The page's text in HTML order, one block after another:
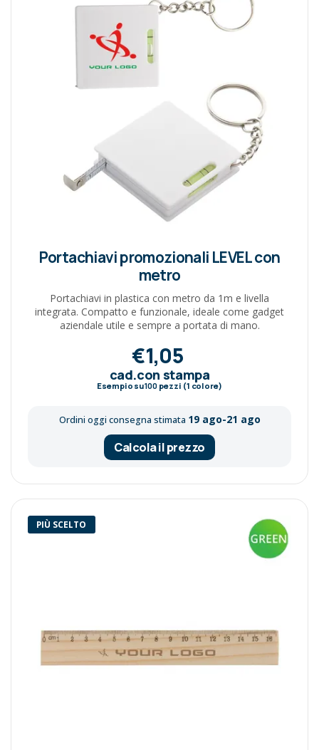
Portachiavi promozionali LEVEL con
metro
Portachiavi in plastica con metro da 1m e livella
integrata. Compatto e funzionale, ideale come gadget
aziendale utile e sempre a portata di mano.
€1,05
cad.con stampa
Esempio su100pezzi (1 colore)
Ordini oggi consegna stimata 19 ago-21 ago
Calcola il prezzo
PIÙ SCELTO